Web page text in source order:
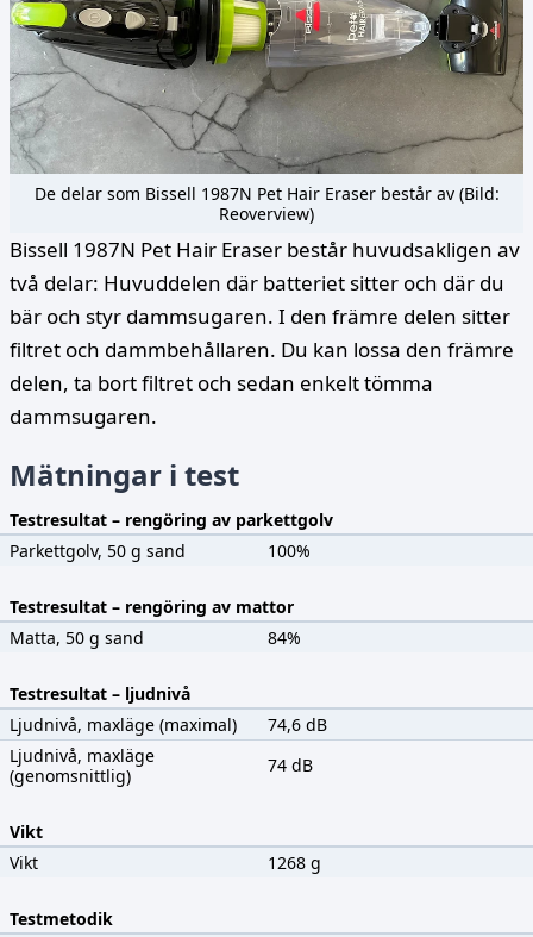
De delar som Bissell 1987N Pet Hair Eraser består av (Bild:
Reoverview)
Bissell 1987N Pet Hair Eraser består huvudsakligen av
två delar: Huvuddelen där batteriet sitter och där du
bär och styr dammsugaren. I den främre delen sitter
filtret och dammbehållaren. Du kan lossa den främre
delen, ta bort filtret och sedan enkelt tömma
dammsugaren.
Mätningar i test
Testresultat – rengöring av parkettgolv
Parkettgolv, 50 g sand
100%
Testresultat – rengöring av mattor
Matta, 50 g sand
84%
Testresultat – ljudnivå
Ljudnivå, maxläge (maximal)
74,6 dB
Ljudnivå, maxläge
(genomsnittlig)
74 dB
Vikt
Vikt
1268 g
Testmetodik